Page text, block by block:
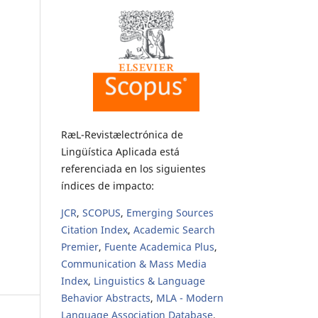
RæL-Revistælectrónica de
Lingüística Aplicada está
referenciada en los siguientes
índices de impacto:
JCR, SCOPUS, Emerging Sources
Citation Index, Academic Search
Premier, Fuente Academica Plus,
Communication & Mass Media
Index, Linguistics & Language
Behavior Abstracts, MLA - Modern
Language Association Database,